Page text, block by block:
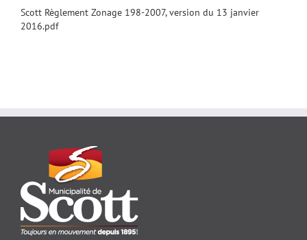
Scott Règlement Zonage 198-2007, version du 13 janvier
2016.pdf